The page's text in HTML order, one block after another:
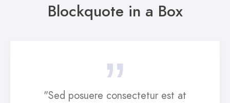
Blockquote in a Box
"Sed posuere consectetur est at